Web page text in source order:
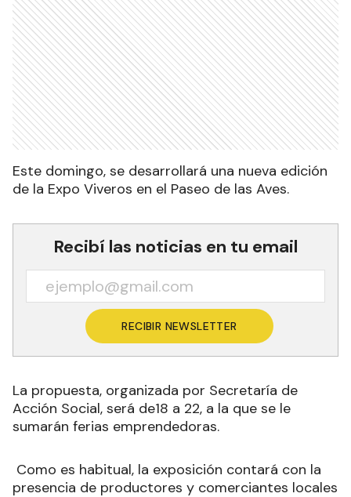
Este domingo, se desarrollará una nueva edición
de la Expo Viveros en el Paseo de las Aves.
Recibí las noticias en tu email
RECIBIR NEWSLETTER
La propuesta, organizada por Secretaría de
Acción Social, será de18 a 22, a la que se le
sumarán ferias emprendedoras.
Como es habitual, la exposición contará con la
presencia de productores y comerciantes locales